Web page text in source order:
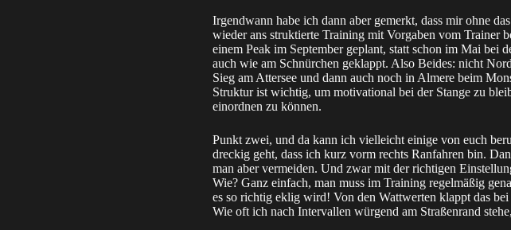
Irgendwann habe ich dann aber gemerkt, dass mir ohne
wieder ans struktierte Training mit Vorgaben vom Trainer
einem Peak im September geplant, statt schon im Mai bei
auch wie am Schnürchen geklappt. Also Beides: nicht
Sieg am Attersee und dann auch noch in Almere beim
Struktur ist wichtig, um motivational bei der Stange zu
einordnen zu können.
Punkt zwei, und da kann ich vielleicht einige von euch
dreckig geht, dass ich kurz vorm rechts Ranfahren bin.
man aber vermeiden. Und zwar mit der richtigen
Wie? Ganz einfach, man muss im Training regelmäßig
es so richtig eklig wird! Von den Wattwerten klappt das
Wie oft ich nach Intervallen würgend am Straßenrand